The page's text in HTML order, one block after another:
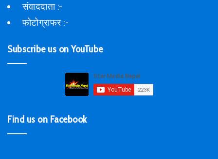
संवाददाता :-
फोटोग्राफर :-
Subscribe us on YouTube
Find us on Facebook